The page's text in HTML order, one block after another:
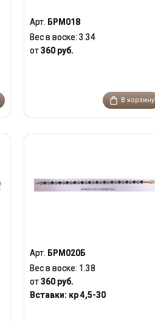
Арт. БРМ018
Вес в воске:3.34
от360 руб.
В корзину
Арт. БРМ020Б
Вес в воске: 1.38
от360 руб.
Вставки: кр 4,5-30